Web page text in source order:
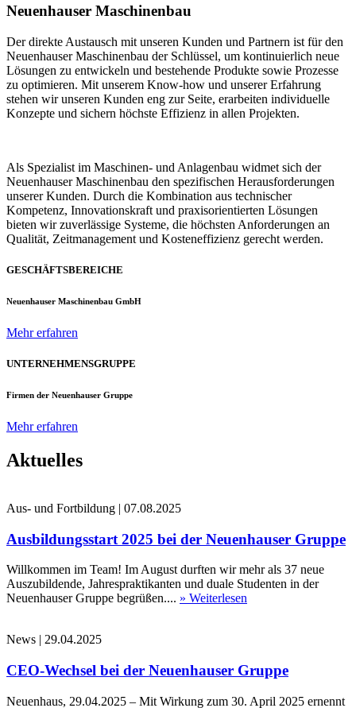
Neuenhauser Maschinenbau
Der direkte Austausch mit unseren Kunden und Partnern ist für den
Neuenhauser Maschinenbau der Schlüssel, um kontinuierlich neue
Lösungen zu entwickeln und bestehende Produkte sowie Prozesse
zu optimieren. Mit unserem Know-how und unserer Erfahrung
stehen wir unseren Kunden eng zur Seite, erarbeiten individuelle
Konzepte und sichern höchste Effizienz in allen Projekten.
Als Spezialist im Maschinen- und Anlagenbau widmet sich der
Neuenhauser Maschinenbau den spezifischen Herausforderungen
unserer Kunden. Durch die Kombination aus technischer
Kompetenz, Innovationskraft und praxisorientierten Lösungen
bieten wir zuverlässige Systeme, die höchsten Anforderungen an
Qualität, Zeitmanagement und Kosteneffizienz gerecht werden.
GESCHÄFTSBEREICHE
Neuenhauser Maschinenbau GmbH
Mehr erfahren
UNTERNEHMENSGRUPPE
Firmen der Neuenhauser Gruppe
Mehr erfahren
Aktuelles
Aus- und Fortbildung | 07.08.2025
Ausbildungsstart 2025 bei der Neuenhauser Gruppe
Willkommen im Team! Im August durften wir mehr als 37 neue
Auszubildende, Jahrespraktikanten und duale Studenten in der
Neuenhauser Gruppe begrüßen.... » Weiterlesen
News | 29.04.2025
CEO-Wechsel bei der Neuenhauser Gruppe
Neuenhaus, 29.04.2025 – Mit Wirkung zum 30. April 2025 ernennt